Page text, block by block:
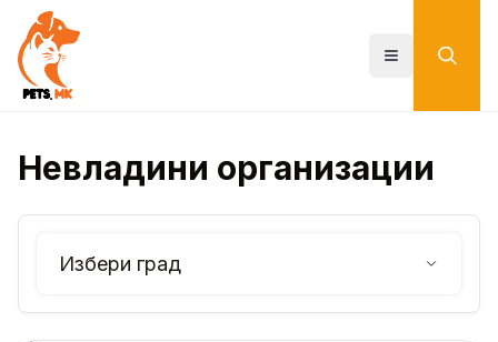
main
content
Toggle menu
Невладини организации
Избери град